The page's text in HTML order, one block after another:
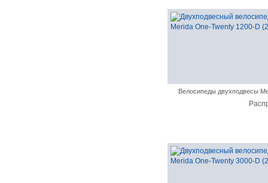
Велосипеды двухподвесы